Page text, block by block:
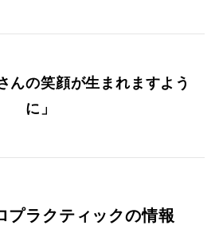
んの笑顔が生まれますよう
に」
プラクティックの情報